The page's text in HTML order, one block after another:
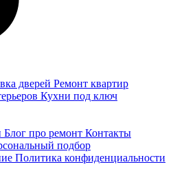
дверей Ремонт квартир
Кухни под ключ
Блог про ремонт Контакты
подбор
Политика конфиденциальности